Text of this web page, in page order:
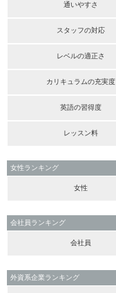
通いやすさ
スタッフの対応
レベルの適正さ
カリキュラムの充実度
英語の習得度
レッスン料
女性ランキング
女性
会社員ランキング
会社員
外資系企業ランキング